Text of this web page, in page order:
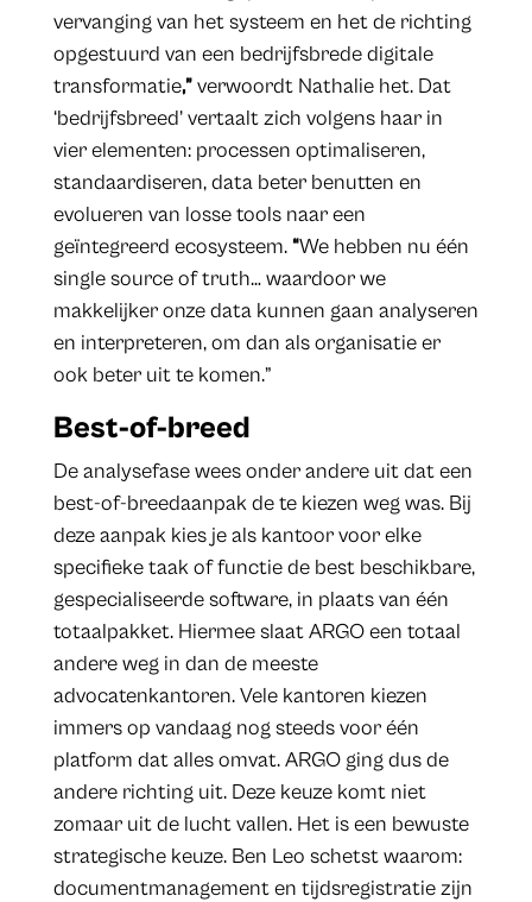
vervanging van het systeem en het de richting
opgestuurd van een bedrijfsbrede digitale
transformatie,”verwoordt Nathalie het. Dat
‘bedrijfsbreed’ vertaalt zich volgens haar in
vier elementen: processen optimaliseren,
standaardiseren, data beter benutten en
evolueren van losse tools naar een
geïntegreerd ecosysteem. “We hebben nu één
single source of truth… waardoor we
makkelijker onze data kunnen gaan analyseren
en interpreteren, om dan als organisatie er
ook beter uit te komen.”
Best-of-breed
De analysefase wees onder andere uit dat een
best-of-breedaanpak de te kiezen weg was. Bij
deze aanpak kies je als kantoor voor elke
specifieke taak of functie de best beschikbare,
gespecialiseerde software, in plaats van één
totaalpakket. Hiermee slaat ARGO een totaal
andere weg in dan de meeste
advocatenkantoren. Vele kantoren kiezen
immers op vandaag nog steeds voor één
platform dat alles omvat. ARGO ging dus de
andere richting uit. Deze keuze komt niet
zomaar uit de lucht vallen. Het is een bewuste
strategische keuze. Ben Leo schetst waarom:
documentmanagement en tijdsregistratie zijn